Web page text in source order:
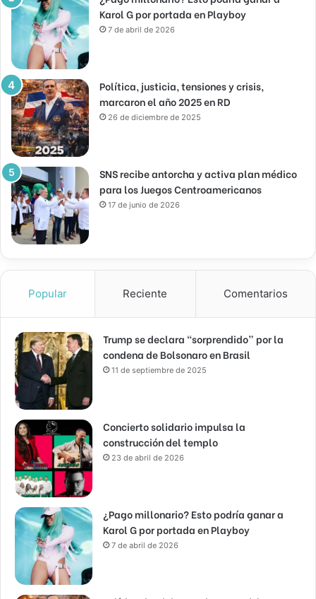
Karol G por portada en Playboy
7 de abril de 2026
Política, justicia, tensiones y crisis,
marcaron el año 2025 en RD
26 de diciembre de 2025
SNS recibe antorcha y activa plan médico
para los Juegos Centroamericanos
17 de junio de 2026
Popular Reciente Comentarios
Trump se declara “sorprendido” por la
condena de Bolsonaro en Brasil
11 de septiembre de 2025
Concierto solidario impulsa la
construcción del templo
23 de abril de 2026
¿Pago millonario? Esto podría ganar a
Karol G por portada en Playboy
7 de abril de 2026